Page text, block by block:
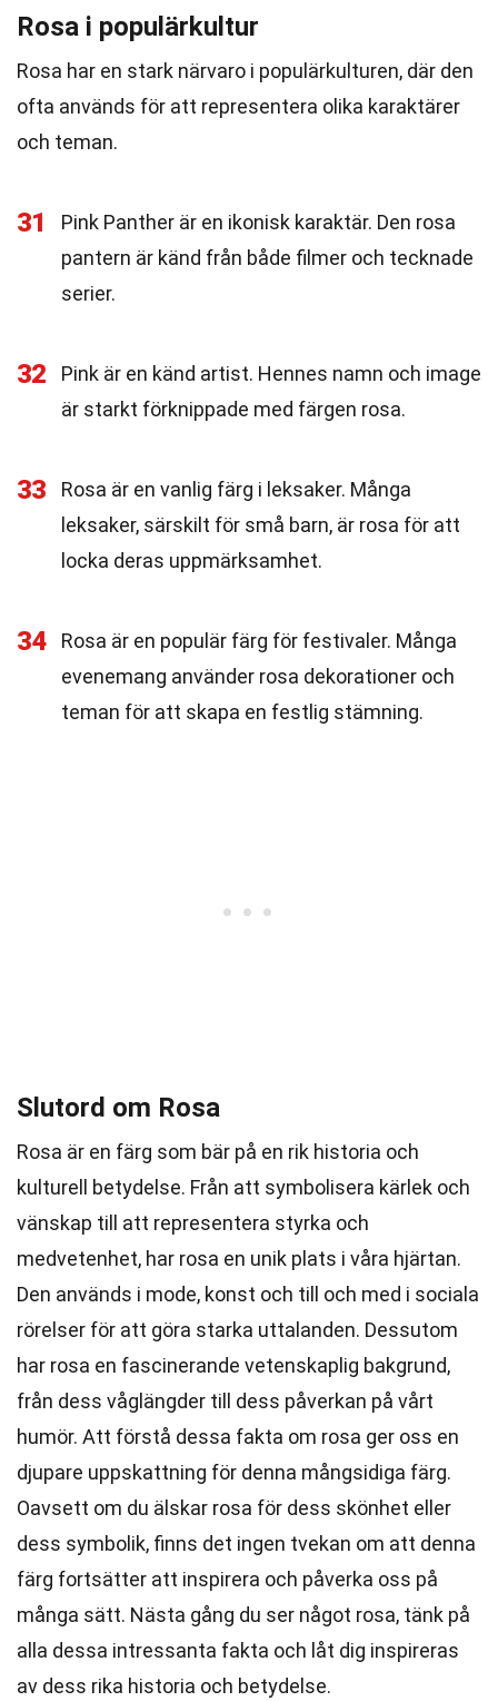
Rosa i populärkultur
Rosa har en stark närvaro i populärkulturen, där den
ofta används för att representera olika karaktärer
och teman.
31
Pink Panther är en ikonisk karaktär. Den rosa
pantern är känd från både filmer och tecknade
serier.
32
Pink är en känd artist. Hennes namn och image
är starkt förknippade med färgen rosa.
33
Rosa är en vanlig färg i leksaker. Många
leksaker, särskilt för små barn, är rosa för att
locka deras uppmärksamhet.
34
Rosa är en populär färg för festivaler. Många
evenemang använder rosa dekorationer och
teman för att skapa en festlig stämning.
Slutord om Rosa
Rosa är en färg som bär på en rik historia och
kulturell betydelse. Från att symbolisera kärlek och
vänskap till att representera styrka och
medvetenhet, har rosa en unik plats i våra hjärtan.
Den används i mode, konst och till och med i sociala
rörelser för att göra starka uttalanden. Dessutom
har rosa en fascinerande vetenskaplig bakgrund,
från dess våglängder till dess påverkan på vårt
humör. Att förstå dessa fakta om rosa ger oss en
djupare uppskattning för denna mångsidiga färg.
Oavsett om du älskar rosa för dess skönhet eller
dess symbolik, finns det ingen tvekan om att denna
färg fortsätter att inspirera och påverka oss på
många sätt. Nästa gång du ser något rosa, tänk på
alla dessa intressanta fakta och låt dig inspireras
av dess rika historia och betydelse.